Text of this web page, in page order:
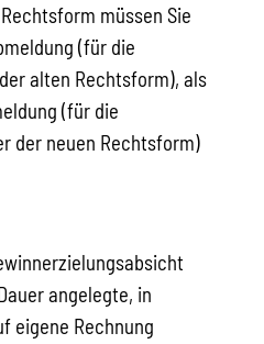
müssen Sie
(für die
alten Rechtsform), als
(für die
der neuen Rechtsform)
angelegte, in
eigene Rechnung